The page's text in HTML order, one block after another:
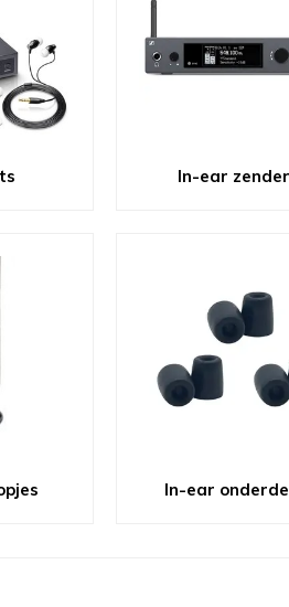
In-ear
In-ear